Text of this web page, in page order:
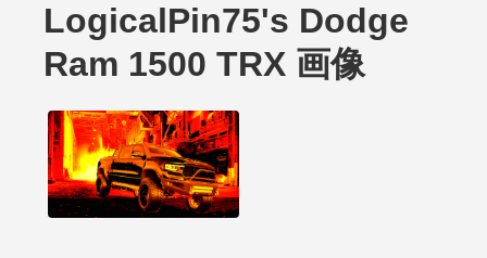
LogicalPin75's Dodge
Ram 1500 TRX 画像